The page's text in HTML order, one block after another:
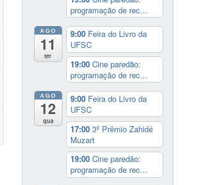
programação de rec...
AGO
11
ter
9:00 Feira do Livro da
UFSC
19:00 Cine paredão:
programação de rec...
AGO
12
qua
9:00 Feira do Livro da
UFSC
17:00 3º Prêmio Zahidé
Muzart
19:00 Cine paredão:
programação de rec...